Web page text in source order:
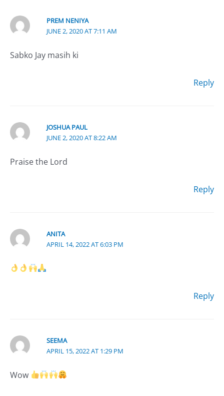
PREM NENIYA
JUNE 2, 2020 AT 7:11 AM
Sabko Jay masih ki
Reply
JOSHUA PAUL
JUNE 2, 2020 AT 8:22 AM
Praise the Lord
Reply
ANITA
APRIL 14, 2022 AT 6:03 PM
Reply
SEEMA
APRIL 15, 2022 AT 1:29 PM
Wow